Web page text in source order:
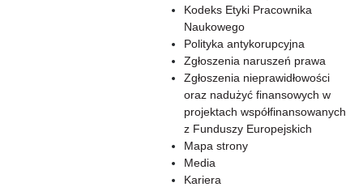
Kodeks Etyki Pracownika
Naukowego
Polityka antykorupcyjna
Zgłoszenia naruszeń prawa
Zgłoszenia nieprawidłowości
oraz nadużyć finansowych w
projektach współfinansowanych
z Funduszy Europejskich
Mapa strony
Media
Kariera